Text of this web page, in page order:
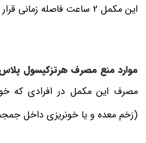
این مکمل 2 ساعت فاصله زمانی قرار دهید.
موارد منع مصرف هرتزکپسول پلاس
مصرف این مکمل در افرادی که
(زخم معده و یا خونریزی داخل